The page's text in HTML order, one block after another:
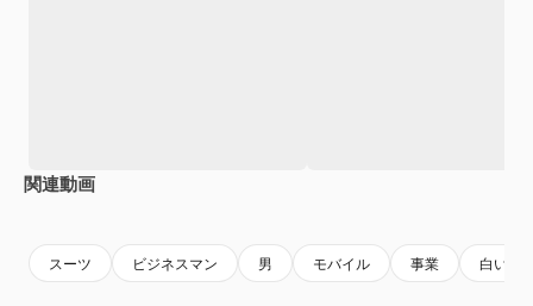
関連動画
スーツ ビジネスマン 男 モバイル 事業 白い壁